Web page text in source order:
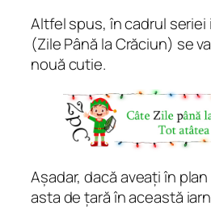
Altfel spus, în cadrul
(Zile Până la Crăciun) se
nouă cutie.
Așadar, dacă aveați în
asta de țară în această